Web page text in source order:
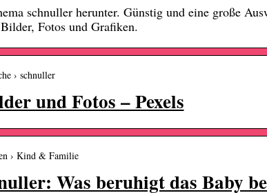
schnuller herunter. Günstig und eine große
Fotos und Grafiken.
› schnuller
und Fotos – Pexels
› Kind & Familie
Was beruhigt das Baby